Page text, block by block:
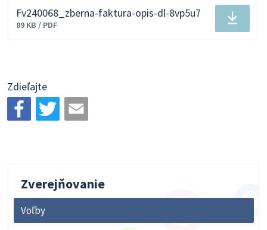
Stiahnuť
Fv240068_zberna-faktura-opis-dl-8vp5u7
89 KB / PDF
Zdieľajte
Zverejňovanie
Voľby